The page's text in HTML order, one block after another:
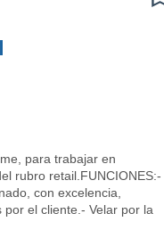
para trabajar en
rubro retail.FUNCIONES:-
con excelencia,
el cliente.- Velar por la